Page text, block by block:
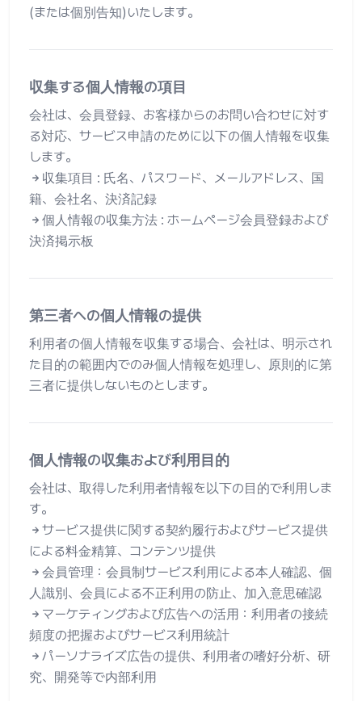
(または個別告知)いたします。
収集する個人情報の項目
会社は、会員登録、お客様からのお問い合わせに対す
る対応、サービス申請のために以下の個人情報を収集
します。
収集項目 : 氏名、パスワード、メールアドレス、国
籍、会社名、決済記録
個人情報の収集方法 : ホームページ会員登録および
決済掲示板
第三者への個人情報の提供
利用者の個人情報を収集する場合、会社は、明示され
た目的の範囲内でのみ個人情報を処理し、原則的に第
三者に提供しないものとします。
個人情報の収集および利用目的
会社は、取得した利用者情報を以下の目的で利用しま
す。
サービス提供に関する契約履行およびサービス提供
による料金精算、コンテンツ提供
会員管理：会員制サービス利用による本人確認、個
人識別、会員による不正利用の防止、加入意思確認
マーケティングおよび広告への活用：利用者の接続
頻度の把握およびサービス利用統計
パーソナライズ広告の提供、利用者の嗜好分析、研
究、開発等で内部利用